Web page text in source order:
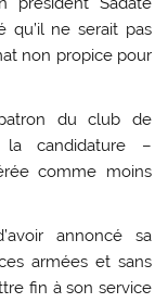
qu’il ne serait pas
non propice pour
du club de
candidature –
comme moins
annoncé sa
armées et sans
fin à son service